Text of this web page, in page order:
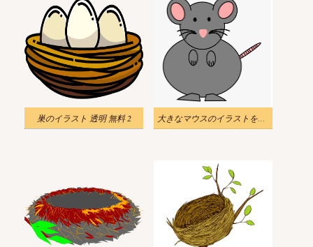
巣のイラスト 透明 無料 2 大きなマウスのイラストを無料でダウンロード